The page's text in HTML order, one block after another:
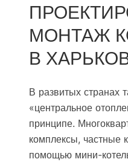
МОНТАЖ
В
В развитых странах
«центральное
принципе.
комплексы, частные
помощью мини-